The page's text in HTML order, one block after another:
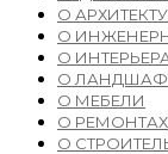
О
О
О
О
О МЕБЕЛИ
О РЕМОНТАХ
О